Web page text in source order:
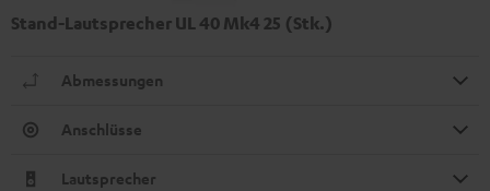
Stand-Lautsprecher UL 40 Mk4 25 (Stk.)
Abmessungen
Anschlüsse
Lautsprecher